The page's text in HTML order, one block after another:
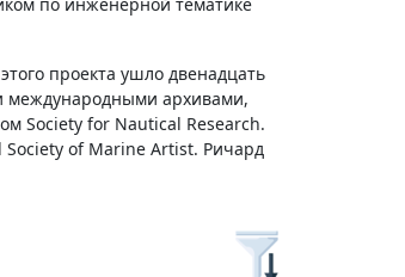
проекта ушло двенадцать
международными архивами,
Society for Nautical Research.
Society of Marine Artist. Ричард